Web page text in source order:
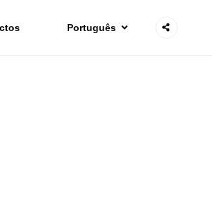
Português